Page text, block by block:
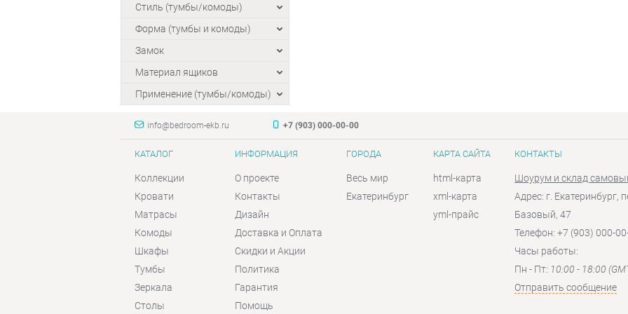
Стиль (тумбы/комоды)
Форма (тумбы и комоды)
Замок
Материал ящиков
Применение (тумбы/комоды)
info@bedroom-ekb.ru +7 (903) 000-00-00
КАТАЛОГ
Коллекции
Кровати
Матрасы
Комоды
Шкафы
Тумбы
Зеркала
Столы
ИНФОРМАЦИЯ
О проекте
Контакты
Дизайн
Доставка и Оплата
Скидки и Акции
Политика
Гарантия
Помощь
ГОРОДА
Весь мир
Екатеринбург
КАРТА САЙТА
html-карта
xml-карта
yml-прайс
КОНТАКТЫ
Шоурум и склад
Адрес: г. Екатеринбург,
Базовый, 47
Телефон: +7 (903) 000-
Часы работы:
Пн - Пт: 10:00 - 18:00
Отправить сообщение